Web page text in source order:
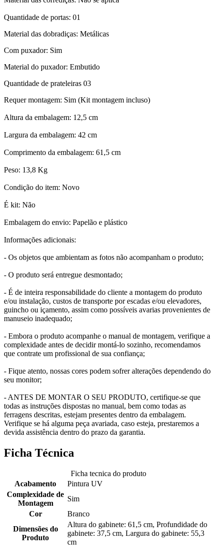
Quantidade de portas: 01
Material das dobradiças: Metálicas
Com puxador: Sim
Material do puxador: Embutido
Quantidade de prateleiras 03
Requer montagem: Sim (Kit montagem incluso)
Altura da embalagem: 12,5 cm
Largura da embalagem: 42 cm
Comprimento da embalagem: 61,5 cm
Peso: 13,8 Kg
Condição do item: Novo
É kit: Não
Embalagem do envio: Papelão e plástico
Informações adicionais:
- Os objetos que ambientam as fotos não acompanham o produto;
- O produto será entregue desmontado;
- É de inteira responsabilidade do cliente a montagem do produto
e/ou instalação, custos de transporte por escadas e/ou elevadores,
guincho ou içamento, assim como possíveis avarias provenientes de
manuseio inadequado;
- Embora o produto acompanhe o manual de montagem, verifique a
complexidade antes de decidir montá-lo sozinho, recomendamos
que contrate um profissional de sua confiança;
- Fique atento, nossas cores podem sofrer alterações dependendo do
seu monitor;
- ANTES DE MONTAR O SEU PRODUTO, certifique-se que
todas as instruções dispostas no manual, bem como todas as
ferragens descritas, estejam presentes dentro da embalagem.
Verifique se há alguma peça avariada, caso esteja, prestaremos a
devida assistência dentro do prazo da garantia.
Ficha Técnica
Ficha tecnica do produto
Acabamento
Pintura UV
Complexidade de
Montagem
Sim
Cor
Branco
Dimensões do
Produto
Altura do gabinete: 61,5 cm, Profundidade do
gabinete: 37,5 cm, Largura do gabinete: 55,3
cm